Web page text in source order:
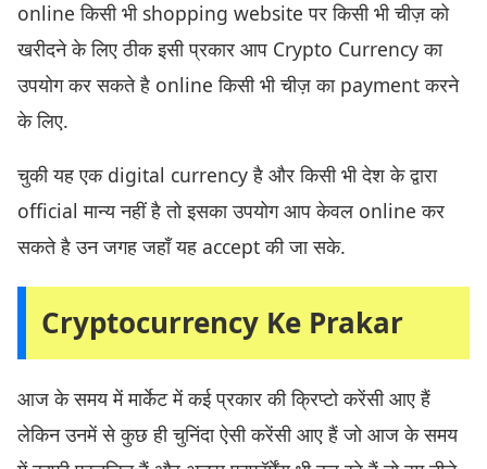
online किसी भी shopping website पर किसी भी चीज़ को
खरीदने के लिए ठीक इसी प्रकार आप Crypto Currency का
उपयोग कर सकते है online किसी भी चीज़ का payment करने
के लिए.
चुकी यह एक digital currency है और किसी भी देश के द्वारा
official मान्य नहीं है तो इसका उपयोग आप केवल online कर
सकते है उन जगह जहाँ यह accept की जा सके.
Cryptocurrency Ke Prakar
आज के समय में मार्केट में कई प्रकार की क्रिप्टो करेंसी आए हैं
लेकिन उनमें से कुछ ही चुनिंदा ऐसी करेंसी आए हैं जो आज के समय